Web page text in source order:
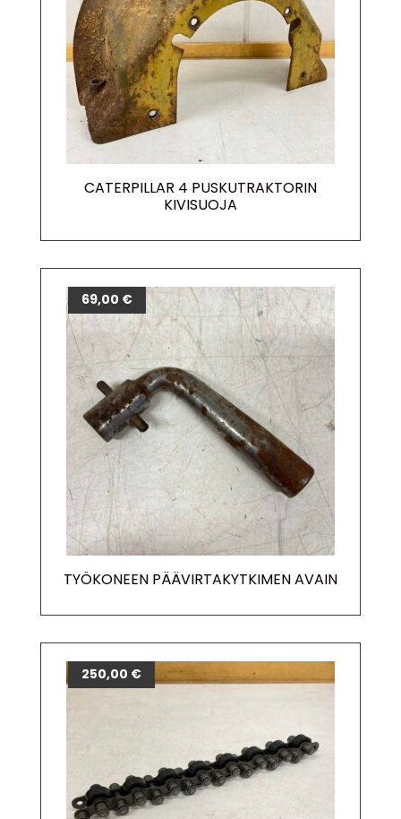
CATERPILLAR 4 PUSKUTRAKTORIN
KIVISUOJA
TYÖKONEEN PÄÄVIRTAKYTKIMEN AVAIN
69,00 €
250,00 €